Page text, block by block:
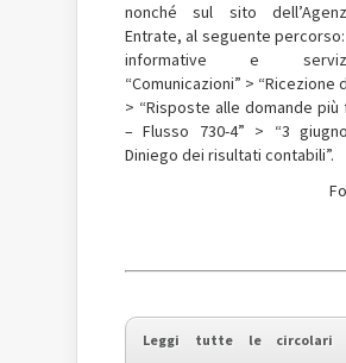
nonché sul sito
Entrate, al seguente percorso:
informative e
“Comunicazioni” > “Ricezione
> “Risposte alle domande più
– Flusso 730-4” > “3
Diniego dei risultati contabili”.
Leggi tutte le